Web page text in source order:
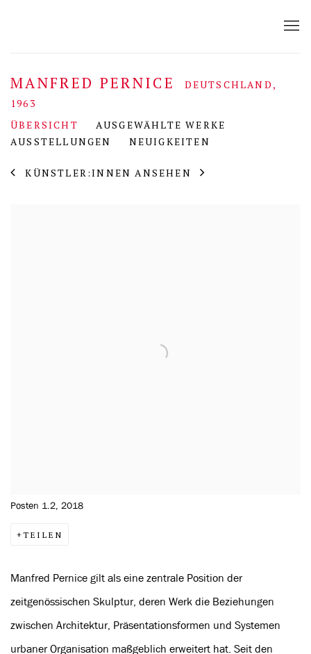
MANFRED PERNICE
DEUTSCHLAND,
1963
ÜBERSICHT
AUSGEWÄHLTE WERKE
AUSSTELLUNGEN
NEUIGKEITEN
KÜNSTLER:INNEN ANSEHEN
Posten 1.2, 2018
TEILEN
Manfred Pernice gilt als eine zentrale Position der
zeitgenössischen Skulptur, deren Werk die Beziehungen
zwischen Architektur, Präsentationsformen und Systemen
urbaner Organisation maßgeblich erweitert hat. Seit den